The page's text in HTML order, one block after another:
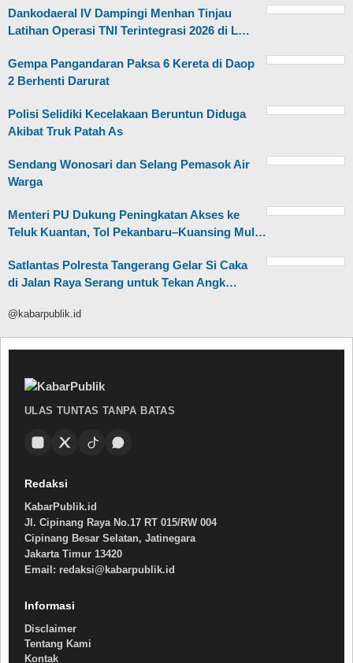
Dankodaeral IV Dampingi Menhan Tinjau
Latihan Operasi TNI Terintegrasi 2026 di L…
Gempa Pangandaran Paksa 6 Kereta di Daop
2 Berhenti Darurat
Polisi Selidiki Kecelakaan Beruntun Diduga
Akibat Truk Patah As
Sendang Wonosari dan Selang Pemasok Air
Warga
Menteri PU Dukung Peningkatan Akses ke
Teluk Kuantan, Tol Pekanbaru–Kuansing Mul…
Satlantas Polresta Tangerang Gelar Si Caka
di Jalan Raya Serang untuk Tekan Angk…
@kabarpublik.id
ULAS TUNTAS TANPA BATAS
Redaksi
KabarPublik.id
Jl. Cipinang Raya No.17 RT 015/RW 004
Cipinang Besar Selatan, Jatinegara
Jakarta Timur 13420
Email: redaksi@kabarpublik.id
Informasi
Disclaimer
Tentang Kami
Kontak